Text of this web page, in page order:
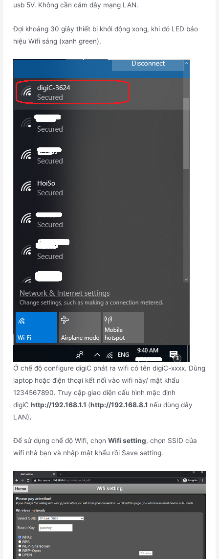
usb 5V. Không cần cắm dây mạng LAN.
Đợi khoảng 30 giây thiết bị khởi động xong, khi đó LED báo
hiệu Wifi sáng (xanh green).
Ở chế độ configure digiC phát ra wifi có tên digiC-xxxx. Dùng
laptop hoặc điện thoại kết nối vào wifi này/ mật khẩu
1234567890. Truy cập giao diện cấu hình mặc định
digiChttp://192.168.1.1 (http://192.168.8.1 nếu dùng dây
LAN).
Để sử dụng chế độ Wifi, chọnWifi setting, chọn SSID của
wifi nhà bạn và nhập mật khẩu rồi Save setting.